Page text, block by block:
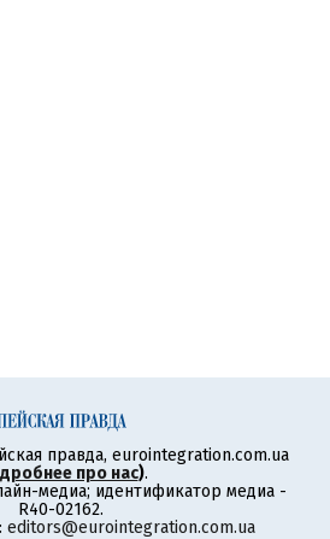
правда, eurointegration.com.ua
про нас).
медиа; идентификатор медиа -
R40-02162.
editors@eurointegration.com.ua